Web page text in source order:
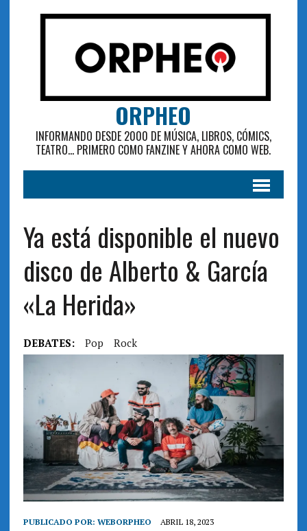
ORPHEO
INFORMANDO DESDE 2000 DE MÚSICA, LIBROS, CÓMICS,
TEATRO... PRIMERO COMO FANZINE Y AHORA COMO WEB.
Ya está disponible el nuevo
disco de Alberto & García
«La Herida»
DEBATES: Pop Rock
PUBLICADO POR: WEBORPHEO ABRIL 18, 2023